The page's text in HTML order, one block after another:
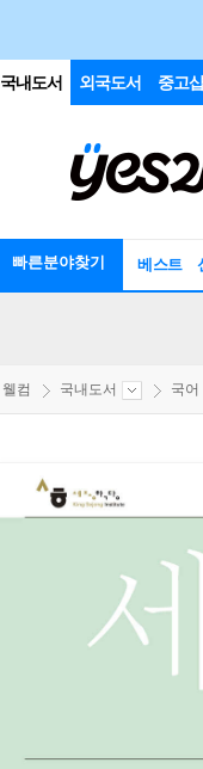
국내도서 외국도서 중고샵
빠른분야찾기 베스트
웰컴 국내도서 국어